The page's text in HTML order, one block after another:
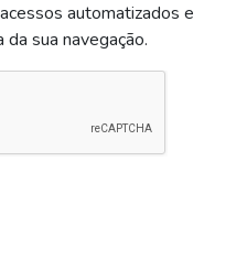
automatizados e
da sua navegação.